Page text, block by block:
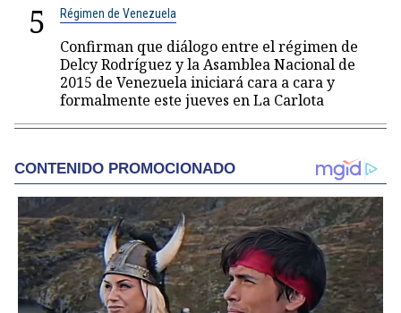
5 Régimen de Venezuela
Confirman que diálogo entre el régimen de
Delcy Rodríguez y la Asamblea Nacional de
2015 de Venezuela iniciará cara a cara y
formalmente este jueves en La Carlota